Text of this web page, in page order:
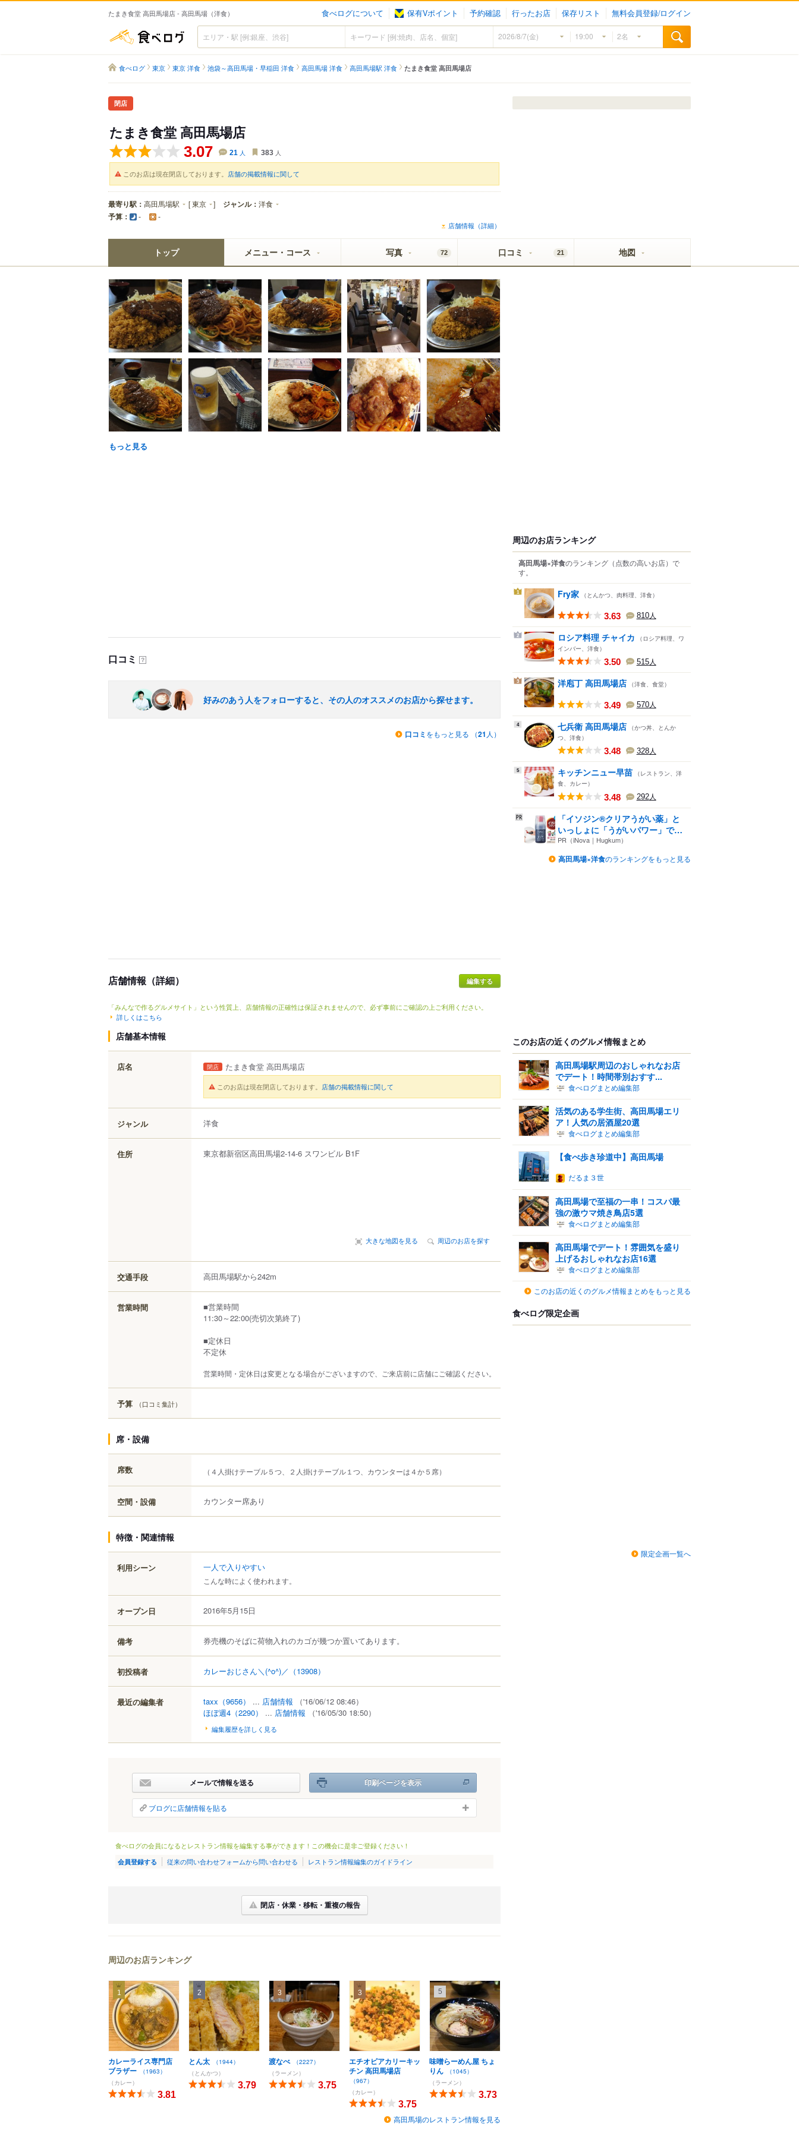
たまき食堂 高田馬場店 - 高田馬場（洋食） 食べログについて 保有Vポイント 予約確認 行ったお店 保存リスト 無料会員登録/ログイン
食べログ
食べログ 東京 東京 洋食 池袋～高田馬場・早稲田 洋食 高田馬場 洋食 高田馬場駅 洋食 たまき食堂 高田馬場店
閉店
たまき食堂 高田馬場店
3.07 21 人 383 人
このお店は現在閉店しております。 店舗の掲載情報に関して
最寄り駅： 高田馬場駅 [東京 ] ジャンル： 洋食
予算： - -
店舗情報（詳細）
トップ メニュー・コース 写真 72 口コミ 21 地図
もっと見る
口コミ ？
好みのあう人をフォローすると、その人のオススメのお店から探せます。
口コミ をもっと見る （21 人）
店舗情報（詳細） 編集する
「みんなで作るグルメサイト」という性質上、店舗情報の正確性は保証されませんので、必ず事前にご確認の上ご利用ください。
詳しくはこちら
店舗基本情報
店名 閉店 たまき食堂 高田馬場店
このお店は現在閉店しております。 店舗の掲載情報に関して
ジャンル 洋食
住所 東京都新宿区高田馬場2-14-6 スワンビル B1F
大きな地図を見る 周辺のお店を探す
交通手段 高田馬場駅から242m
営業時間
■営業時間
11:30～22:00(売切次第終了)
■定休日
不定休
営業時間・定休日は変更となる場合がございますので、ご来店前に店舗にご確認ください。
予算 （口コミ集計）
席・設備
席数 （４人掛けテーブル５つ、２人掛けテーブル１つ、カウンターは４か５席）
空間・設備 カウンター席あり
特徴・関連情報
利用シーン 一人で入りやすい
こんな時によく使われます。
オープン日 2016年5月15日
備考 券売機のそばに荷物入れのカゴが幾つか置いてあります。
初投稿者 カレーおじさん＼(^o^)／ （13908）
最近の編集者 taxx （9656） ... 店舗情報
（'16/06/12 08:46）
ほぼ週4 （2290） ... 店舗情報 （'16/05/30 18:50）
編集履歴を詳しく見る
メールで情報を送る 印刷ページを表示
ブログに店舗情報を貼る
食べログの会員になるとレストラン情報を編集する事ができます！この機会に是非ご登録ください！
会員登録する 従来の問い合わせフォームから問い合わせる レストラン情報編集のガイドライン
閉店・休業・移転・重複の報告
周辺のお店ランキング
1
カレーライス専門店
ブラザー
（1963）
（カレー）
3.81
2
とん太
（1944）
（とんかつ）
3.79
3
渡なべ
（2227）
（ラーメン）
3.75
3
エチオピアカリーキッ
チン 高田馬場店
（967）
（カレー）
3.75
5
味噌らーめん屋 ちょ
りん
（1045）
（ラーメン）
3.73
高田馬場のレストラン情報を見る
周辺のお店ランキング
高田馬場×洋食のランキング （点数の高いお店） で
す。
1 Fry家 （とんかつ、肉料理、洋食）
3.63 810人
2 ロシア料理 チャイカ
（ロシア料理、ワ
インバー、洋食）
3.50 515人
3 洋庖丁 高田馬場店 （洋食、食堂）
3.49 570人
4 七兵衛 高田馬場店 （かつ丼、とんか
つ、洋食）
3.48 328人
5 キッチンニュー早苗 （レストラン、洋
食、カレー）
3.48 292人
「イソジン®クリアうがい薬」と
いっしょに「うがいパワー」で
一...
PR（iNova｜Hugkum）
高田馬場×洋食のランキングをもっと見る
このお店の近くのグルメ情報まとめ
高田馬場駅周辺のおしゃれなお店
でデート！時間帯別おすす...
食べログまとめ編集部
活気のある学生街、高田馬場エリ
ア！人気の居酒屋20選
食べログまとめ編集部
【食べ歩き珍道中】高田馬場
だるま３世
高田馬場で至福の一串！コスパ最
強の激ウマ焼き鳥店5選
食べログまとめ編集部
高田馬場でデート！雰囲気を盛り
上げるおしゃれなお店16選
食べログまとめ編集部
このお店の近くのグルメ情報まとめをもっと見る
食べログ限定企画
限定企画一覧へ